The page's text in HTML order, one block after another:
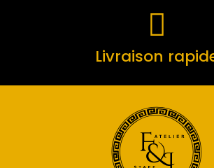
Livraison